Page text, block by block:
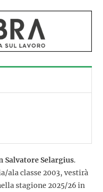
Salvatore Selargius.
ala classe 2003, vestirà
stagione 2025/26 in